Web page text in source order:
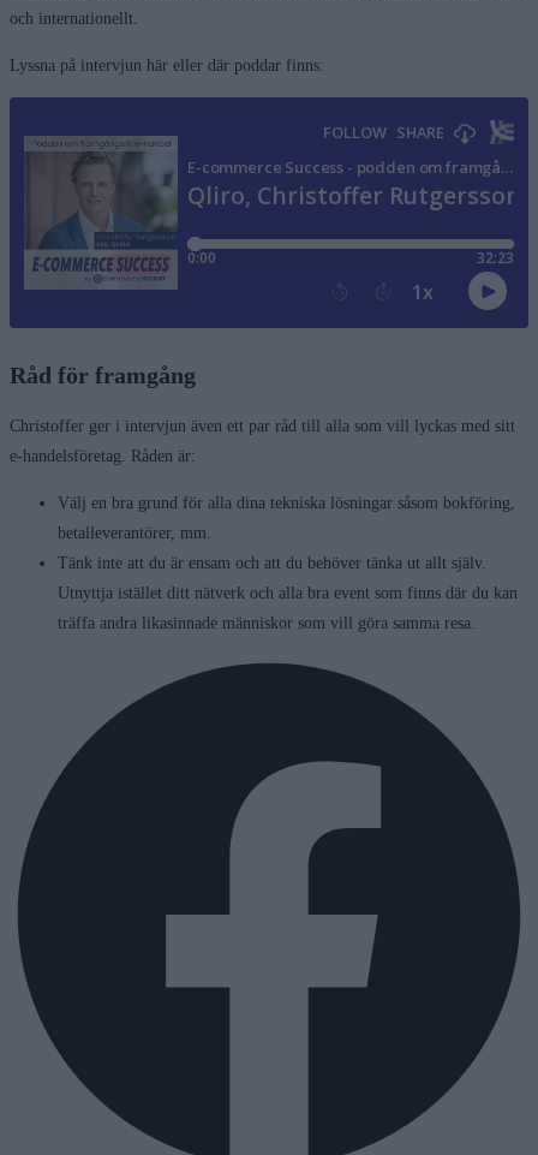
och internationellt.
Lyssna på intervjun här eller där poddar finns:
Råd för framgång
Christoffer ger i intervjun även ett par råd till alla som vill lyckas med sitt
e-handelsföretag. Råden är:
Välj en bra grund för alla dina tekniska lösningar såsom bokföring,
betalleverantörer, mm.
Tänk inte att du är ensam och att du behöver tänka ut allt själv.
Utnyttja istället ditt nätverk och alla bra event som finns där du kan
träffa andra likasinnade människor som vill göra samma resa.